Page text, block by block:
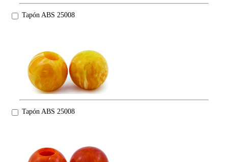
Tapón ABS 25008
Tapón ABS 25008